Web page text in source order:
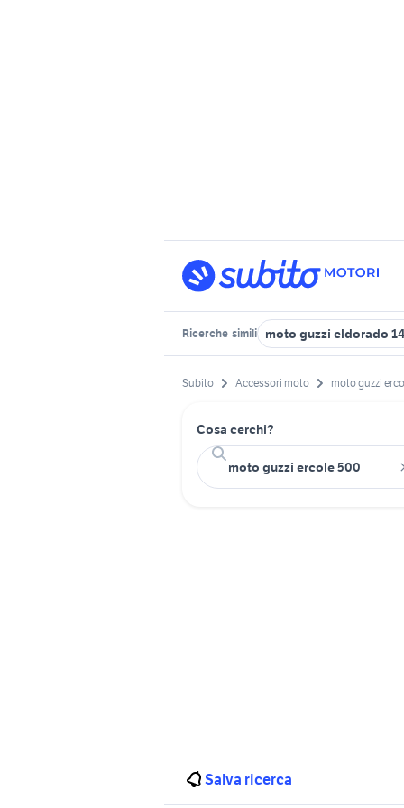
Ricerche simili moto guzzi eldorado
Subito Accessori moto moto guzzi
Cosa cerchi?
Salva ricerca